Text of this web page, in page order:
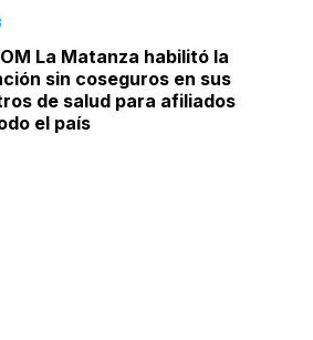
La Matanza habilitó la
sin coseguros en sus
de salud para afiliados
el país